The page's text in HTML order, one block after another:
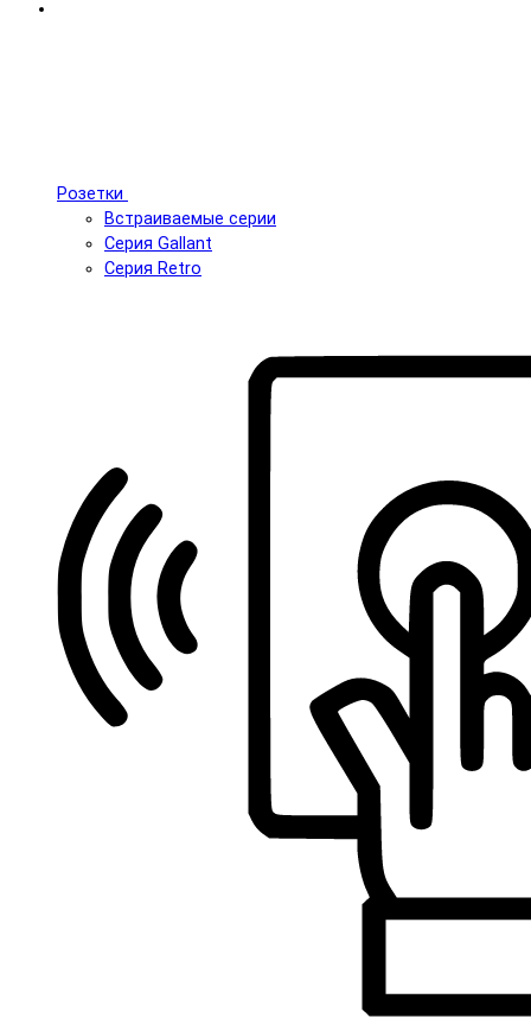
Розетки
Встраиваемые серии
Серия Gallant
Серия Retro